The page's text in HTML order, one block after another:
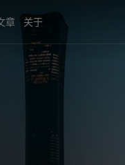
章 关于